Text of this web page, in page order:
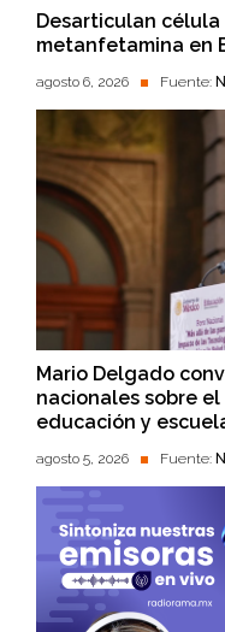
Desarticulan
metanfetamina en
agosto 6, 2026 Fuente:
Mario Delgado
nacionales sobre
educación y
agosto 5, 2026 Fuente: